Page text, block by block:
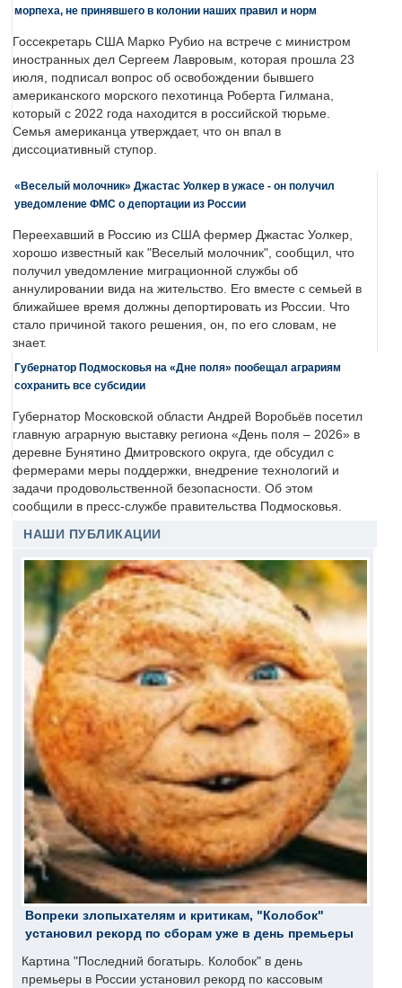
морпеха, не принявшего в колонии наших правил и норм
Госсекретарь США Марко Рубио на встрече с министром
иностранных дел Сергеем Лавровым, которая прошла 23
июля, подписал вопрос об освобождении бывшего
американского морского пехотинца Роберта Гилмана,
который с 2022 года находится в российской тюрьме.
Семья американца утверждает, что он впал в
диссоциативный ступор.
«Веселый молочник» Джастас Уолкер в ужасе - он получил
уведомление ФМС о депортации из России
Переехавший в Россию из США фермер Джастас Уолкер,
хорошо известный как "Веселый молочник", сообщил, что
получил уведомление миграционной службы об
аннулировании вида на жительство. Его вместе с семьей в
ближайшее время должны депортировать из России. Что
стало причиной такого решения, он, по его словам, не
знает.
Губернатор Подмосковья на «Дне поля» пообещал аграриям
сохранить все субсидии
Губернатор Московской области Андрей Воробьёв посетил
главную аграрную выставку региона «День поля – 2026» в
деревне Бунятино Дмитровского округа, где обсудил с
фермерами меры поддержки, внедрение технологий и
задачи продовольственной безопасности. Об этом
сообщили в пресс-службе правительства Подмосковья.
НАШИ ПУБЛИКАЦИИ
Вопреки злопыхателям и критикам, "Колобок"
установил рекорд по сборам уже в день премьеры
Картина "Последний богатырь. Колобок" в день
премьеры в России установил рекорд по кассовым